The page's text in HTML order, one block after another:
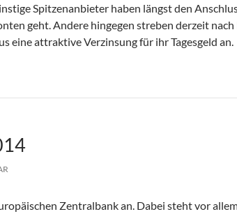
Spitzenanbieter haben längst den
geht. Andere hingegen streben derzeit
eine attraktive Verzinsung für ihr Tagesgeld an.
Zentralbank an. Dabei steht vor